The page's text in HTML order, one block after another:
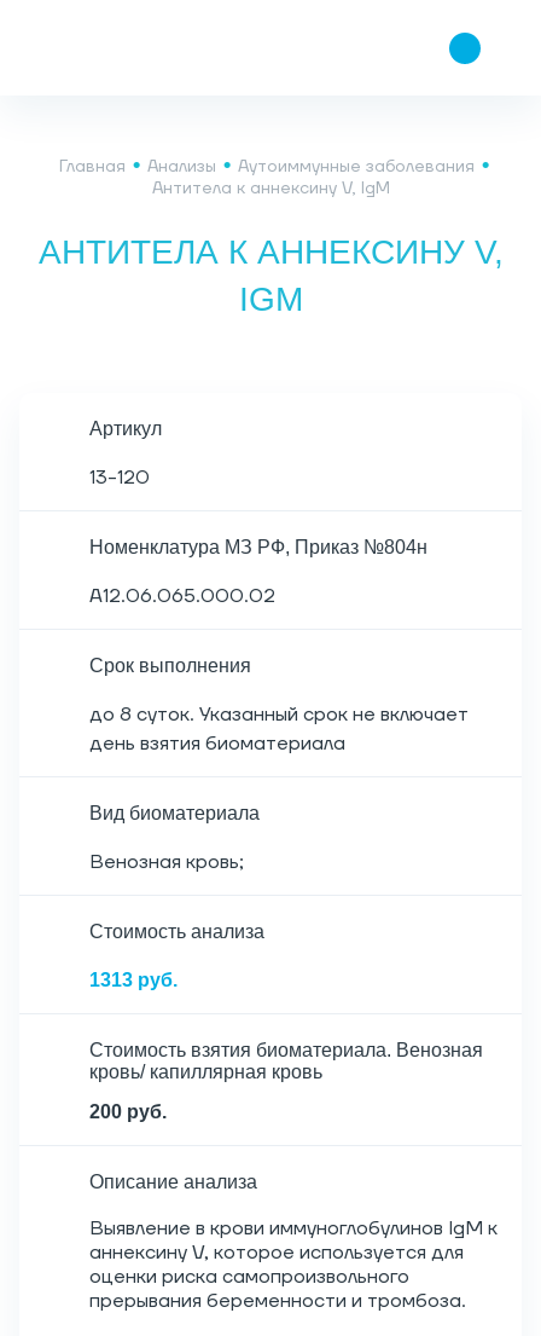
Главная Анализы
Аутоиммунные заболевания
Антитела к аннексину V, IgM
АНТИТЕЛА К АННЕКСИНУ V,
IGM
Артикул
13-120
Номенклатура МЗ РФ, Приказ №804н
A12.06.065.000.02
Срок выполнения
до 8 суток. Указанный срок не включает
день взятия биоматериала
Вид биоматериала
Венозная кровь;
Cтоимость анализа
1313 руб.
Стоимость взятия биоматериала. Венозная
кровь/ капиллярная кровь
200 руб.
Описание анализа
Выявление в крови иммуноглобулинов IgM к
аннексину V, которое используется для
оценки риска самопроизвольного
прерывания беременности и тромбоза.